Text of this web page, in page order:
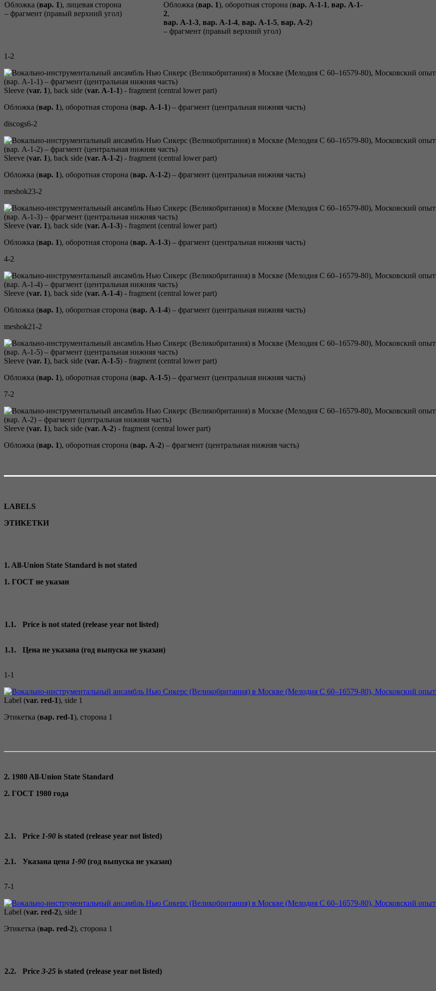
Обложка (вар. 1), лицевая сторона
– фрагмент (правый верхний угол)
Обложка (вар. 1), оборотная сторона (вар. A-1-1, вар. A-1-
2,
вар. A-1-3, вар. A-1-4, вар. A-1-5, вар. A-2)
– фрагмент (правый верхний угол)
1-2
Sleeve (var. 1), back side (var. A-1-1) - fragment (central lower part)
Обложка (вар. 1), оборотная сторона (вар. A-1-1) – фрагмент (центральная нижняя часть)
discogs6-2
Sleeve (var. 1), back side (var. A-1-2) - fragment (central lower part)
Обложка (вар. 1), оборотная сторона (вар. A-1-2) – фрагмент (центральная нижняя часть)
meshok23-2
Sleeve (var. 1), back side (var. A-1-3) - fragment (central lower part)
Обложка (вар. 1), оборотная сторона (вар. A-1-3) – фрагмент (центральная нижняя часть)
4-2
Sleeve (var. 1), back side (var. A-1-4) - fragment (central lower part)
Обложка (вар. 1), оборотная сторона (вар. A-1-4) – фрагмент (центральная нижняя часть)
meshok21-2
Sleeve (var. 1), back side (var. A-1-5) - fragment (central lower part)
Обложка (вар. 1), оборотная сторона (вар. A-1-5) – фрагмент (центральная нижняя часть)
7-2
Sleeve (var. 1), back side (var. A-2) - fragment (central lower part)
Обложка (вар. 1), оборотная сторона (вар. A-2) – фрагмент (центральная нижняя часть)
LABELS
ЭТИКЕТКИ
1. All-Union State Standard is not stated
1. ГОСТ не указан
1.1. Price is not stated (release year not listed)
1.1. Цена не указана (год выпуска не указан)
1-1
Label (var. red-1), side 1
Этикетка (вар. red-1), сторона 1
2. 1980 All-Union State Standard
2. ГОСТ 1980 года
2.1. Price 1-90 is stated (release year not listed)
2.1. Указана цена 1-90 (год выпуска не указан)
7-1
Label (var. red-2), side 1
Этикетка (вар. red-2), сторона 1
2.2. Price 3-25 is stated (release year not listed)